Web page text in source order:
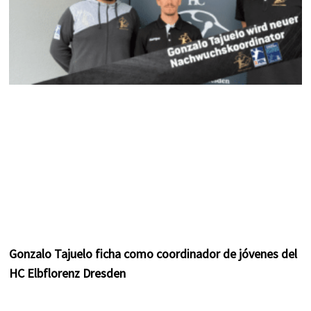
Gonzalo Tajuelo ficha como coordinador de jóvenes del
HC Elbflorenz Dresden